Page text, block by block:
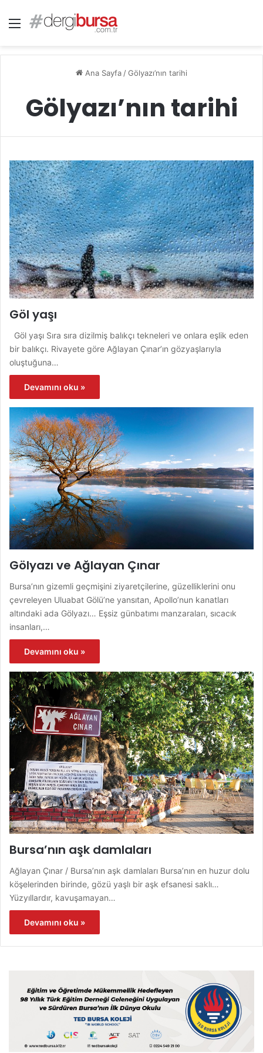
Menü
Ana Sayfa /Gölyazı’nın tarihi
Gölyazı’nın tarihi
Göl yaşı
Göl yaşı Sıra sıra dizilmiş balıkçı tekneleri ve onlara eşlik eden
bir balıkçı. Rivayete göre Ağlayan Çınar’ın gözyaşlarıyla
oluştuğuna…
Devamını oku »
Gölyazı ve Ağlayan Çınar
Bursa’nın gizemli geçmişini ziyaretçilerine, güzelliklerini onu
çevreleyen Uluabat Gölü’ne yansıtan, Apollo’nun kanatları
altındaki ada Gölyazı… Eşsiz günbatımı manzaraları, sıcacık
insanları,…
Devamını oku »
Bursa’nın aşk damlaları
Ağlayan Çınar / Bursa’nın aşk damlaları Bursa’nın en huzur dolu
köşelerinden birinde, gözü yaşlı bir aşk efsanesi saklı…
Yüzyıllardır, kavuşamayan…
Devamını oku »